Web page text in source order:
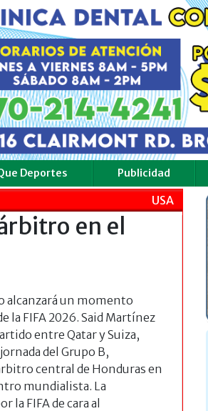
Deportes Publicidad
USA
en el
alcanzará un momento
la FIFA 2026. Said Martínez
entre Qatar y Suiza,
del Grupo B,
central de Honduras en
mundialista. La
la FIFA de cara al